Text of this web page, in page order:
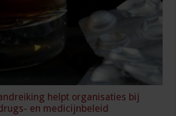
helpt organisaties bij
en medicijnbeleid